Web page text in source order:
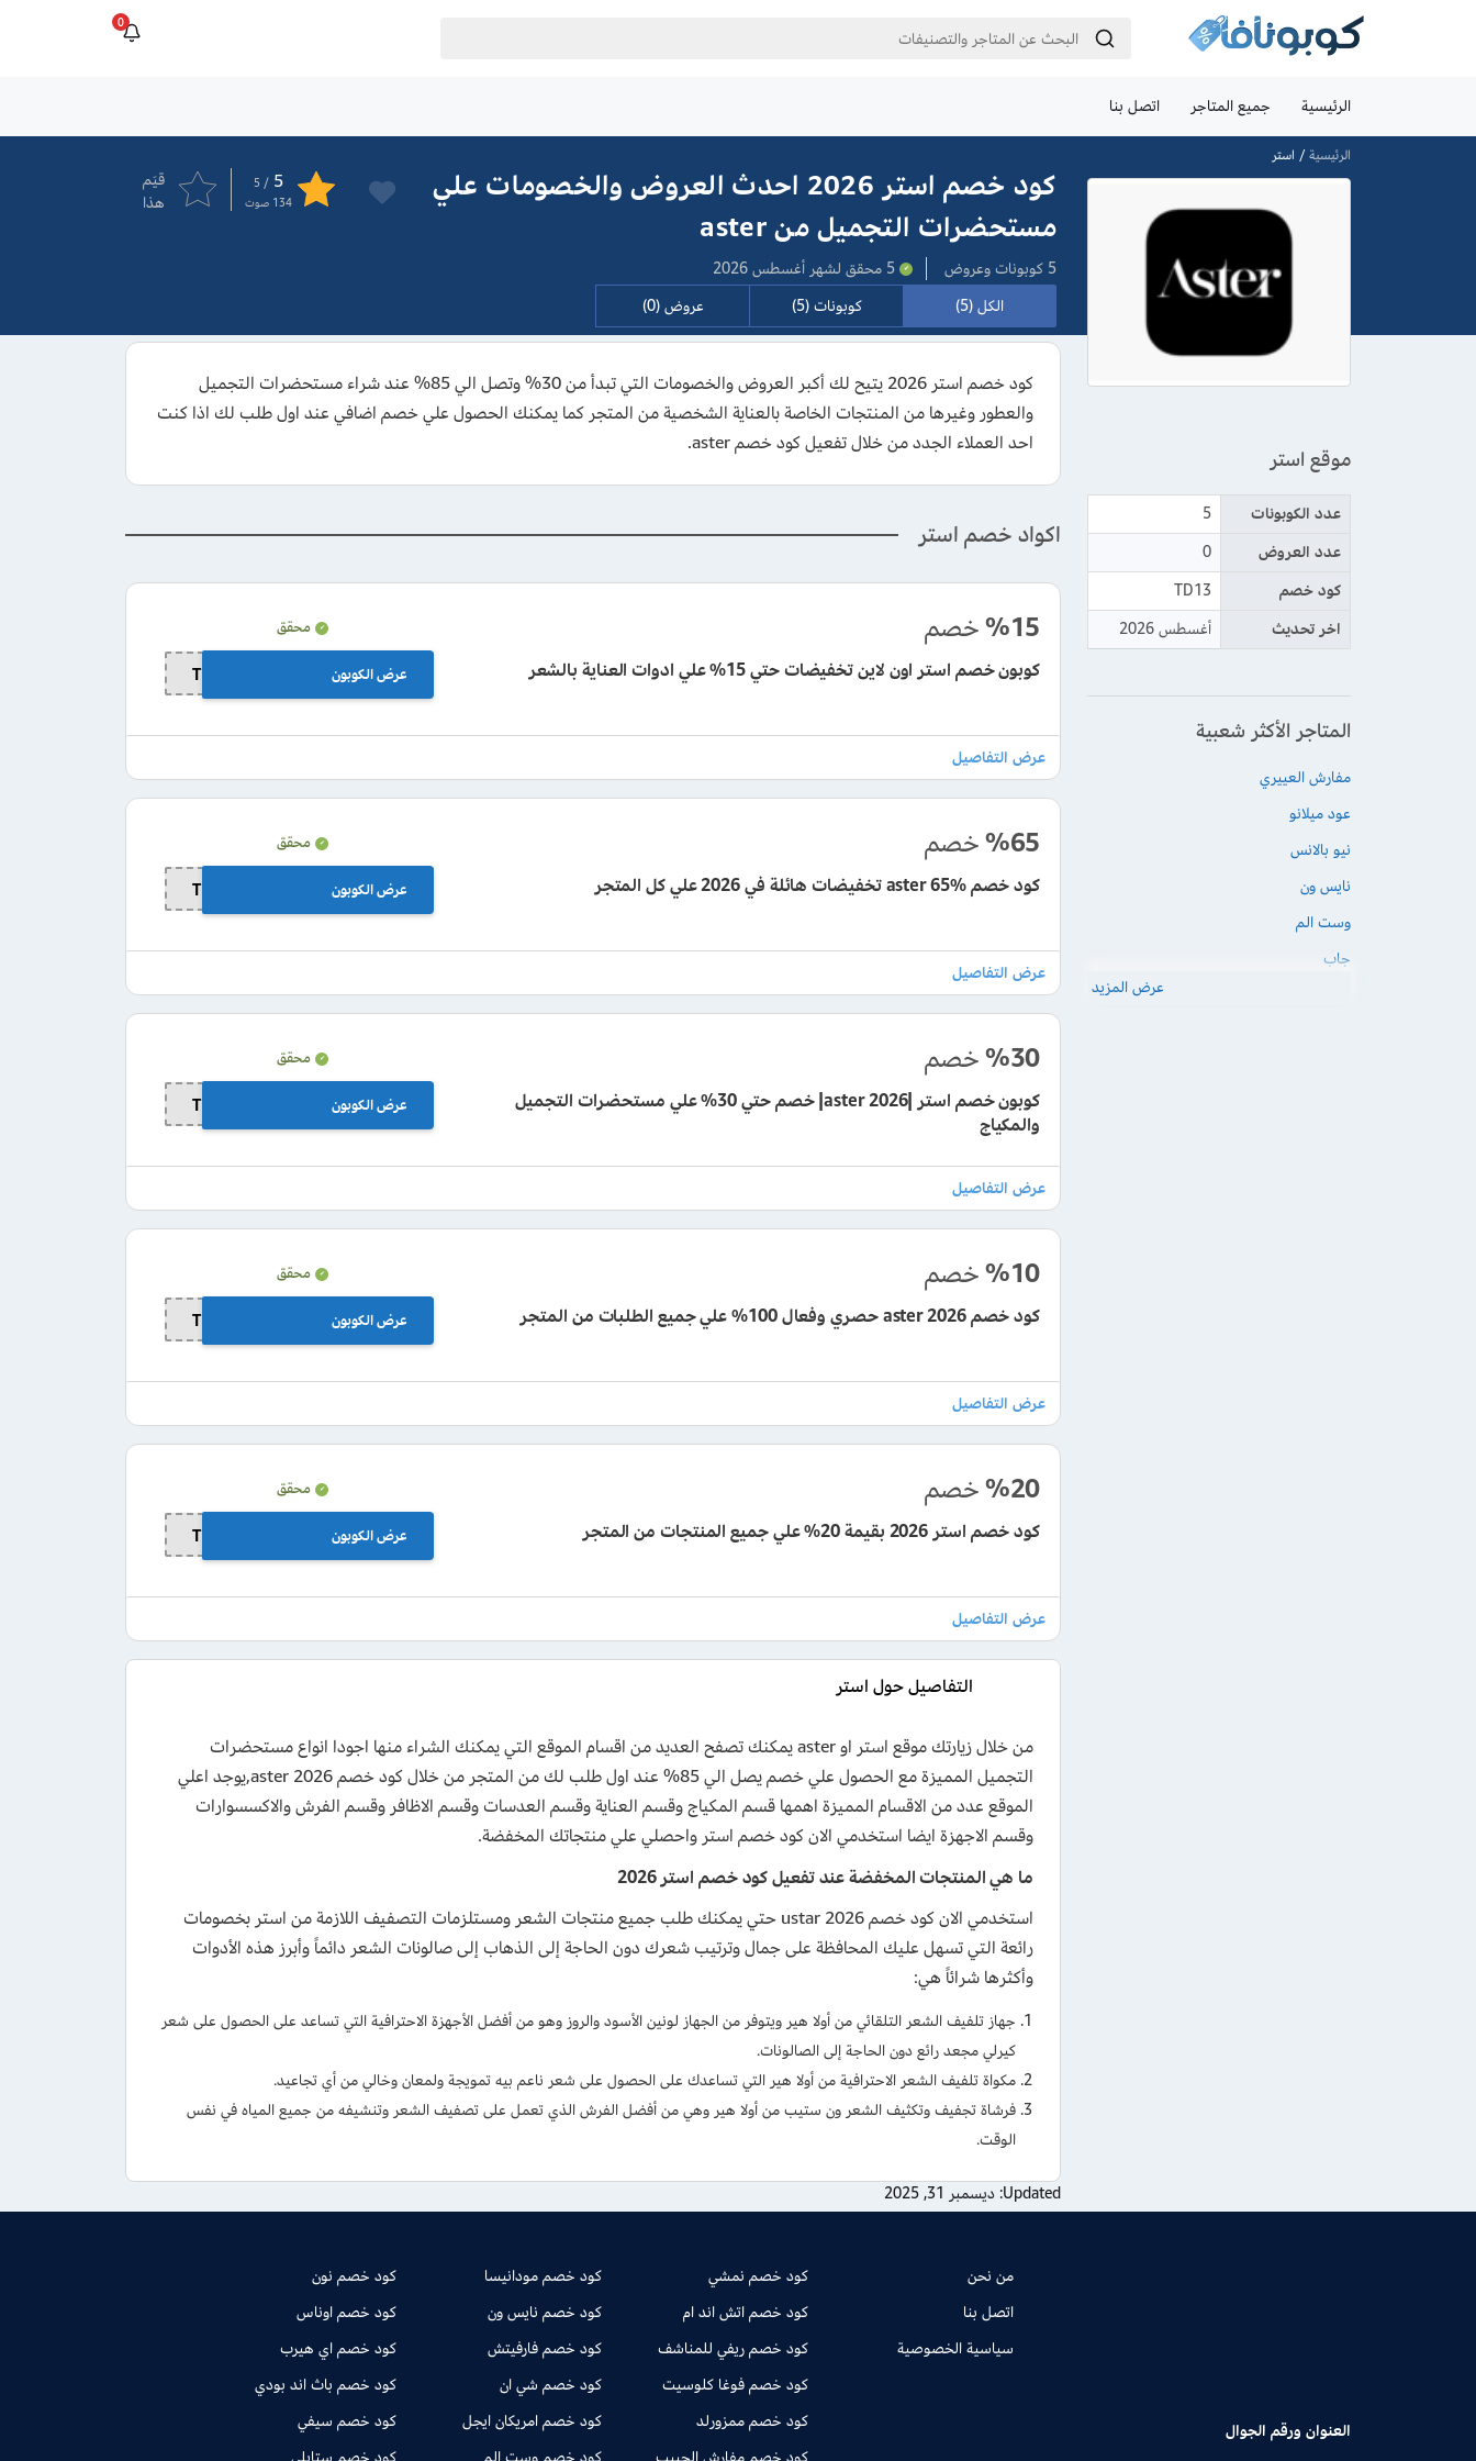
0
الرئيسية جميع المتاجر اتصل بنا
الرئيسية استر
كود خصم استر 2026 احدث العروض والخصومات علي
مستحضرات التجميل من aster
5 كوبونات وعروض 5 محقق لشهر أغسطس 2026
5
/ 5
134 صوت
قيَم
هذا
الكل (5) كوبونات (5) عروض (0)
كود خصم استر 2026 يتيح لك أكبر العروض والخصومات التي تبدأ من 30% وتصل الي 85% عند شراء مستحضرات التجميل
والعطور وغيرها من المنتجات الخاصة بالعناية الشخصية من المتجر كما يمكنك الحصول علي خصم اضافي عند اول طلب لك اذا كنت
احد العملاء الجدد من خلال تفعيل كود خصم aster.
اكواد خصم استر
%15خصم
كوبون خصم استر اون لاين تخفيضات حتي 15% علي ادوات العناية بالشعر
محقق
TD13 عرض الكوبون
%65خصم
كود خصم aster 65% تخفيضات هائلة في 2026 علي كل المتجر
محقق
TD13 عرض الكوبون
%30خصم
كوبون خصم استر |aster 2026| خصم حتي 30% علي مستحضرات التجميل
والمكياج
محقق
TD13 عرض الكوبون
%10خصم
كود خصم aster 2026 حصري وفعال 100% علي جميع الطلبات من المتجر
محقق
TD13 عرض الكوبون
%20خصم
كود خصم استر 2026 بقيمة 20% علي جميع المنتجات من المتجر
محقق
TD13 عرض الكوبون
التفاصيل حول استر
من خلال زيارتك موقع استر او aster يمكنك تصفح العديد من اقسام الموقع التي يمكنك الشراء منها اجودا انواع مستحضرات
التجميل المميزة مع الحصول علي خصم يصل الي 85% عند اول طلب لك من المتجر من خلال كود خصم aster 2026,يوجد اعلي
الموقع عدد من الاقسام المميزة اهمها قسم المكياج وقسم العناية وقسم العدسات وقسم الاظافر وقسم الفرش والاكسسوارات
وقسم الاجهزة ايضا استخدمي الان كود خصم استر واحصلي علي منتجاتك المخفضة.
ما هي المنتجات المخفضة عند تفعيل كود خصم استر 2026
استخدمي الان كود خصم ustar 2026 حتي يمكنك طلب جميع منتجات الشعر ومستلزمات التصفيف اللازمة من استر بخصومات
رائعة التي تسهل عليك المحافظة على جمال وترتيب شعرك دون الحاجة إلى الذهاب إلى صالونات الشعر دائماً وأبرز هذه الأدوات
وأكثرها شرائاً هي:
جهاز تلفيف الشعر التلقائي من أولا هير ويتوفر من الجهاز لونين الأسود والروز وهو من أفضل الأجهزة الاحترافية التي تساعد على الحصول على شعر
كيرلي مجعد رائع دون الحاجة إلى الصالونات.
مكواة تلفيف الشعر الاحترافية من أولا هير التي تساعدك على الحصول على شعر ناعم بيه تمويجة ولمعان وخالي من أي تجاعيد.
فرشاة تجفيف وتكثيف الشعر ون ستيب من أولا هير وهي من أفضل الفرش الذي تعمل على تصفيف الشعر وتنشيفه من جميع المياه في نفس
الوقت.
Updated: ديسمبر 31, 2025
موقع استر
عدد الكوبونات
5
عدد العروض
0
كود خصم
TD13
اخر تحديث
أغسطس 2026
المتاجر الأكثر شعبية
مفارش العييري
عود ميلانو
نيو بالانس
نايس ون
وست الم
جاب
عرض المزيد
العنوان ورقم الجوال
من نحن
اتصل بنا
سياسية الخصوصية
كود خصم نمشي
كود خصم اتش اند ام
كود خصم ريفي للمناشف
كود خصم فوغا كلوسيت
كود خصم ممزورلد
كود خصم مودانيسا
كود خصم نايس ون
كود خصم فارفيتش
كود خصم شي ان
كود خصم امريكان ايجل
كود خصم نون
كود خصم اوناس
كود خصم اي هيرب
كود خصم باث اند بودي
كود خصم سيفي